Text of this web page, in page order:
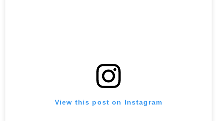
View this post on Instagram